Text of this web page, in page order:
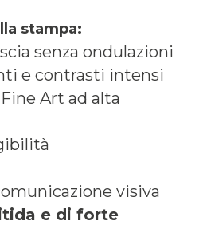
stampa:
senza ondulazioni
e contrasti intensi
Art ad alta
visiva
e di forte